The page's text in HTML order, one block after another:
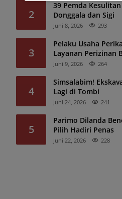
2
39 Pemda
Donggala dan Sigi
Juni 8, 2026 293
3
Pelaku Usaha
Layanan Perizinan
Juni 9, 2026 264
4
Simsalabim!
Lagi di Tombi
Juni 24, 2026 241
5
Parimo Dilanda
Pilih Hadiri Penas
Juni 22, 2026 228